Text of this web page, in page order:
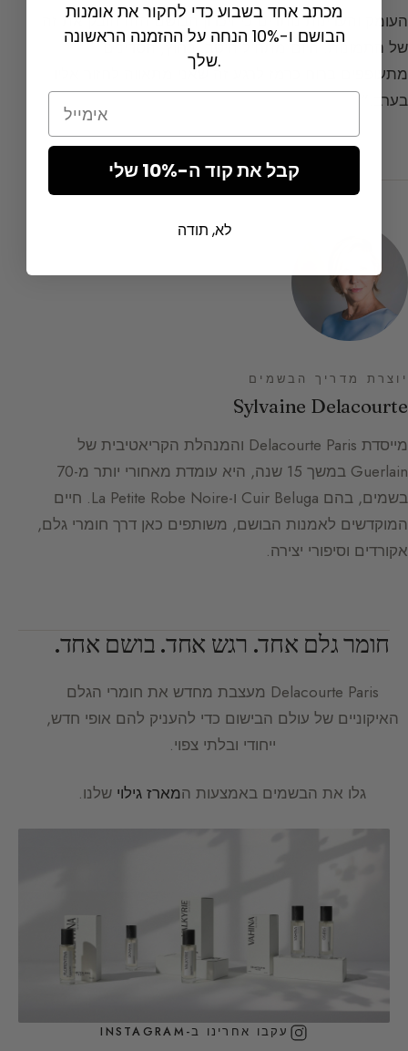
העומק והעדינות נותרים כי זיכרון הבושםהזה חובק את זה
של התמונות. היום מתחיל היטב. בחוץ, הסדינים
מתעופפים ברוח כרמז לרגע זה שאני מתאווה לחזור אליו
בערב.”
יוצרת מדריך הבשמים
Sylvaine Delacourte
מייסדת Delacourte Paris והמנהלת הקריאטיבית של
Guerlain במשך 15 שנה, היא עומדת מאחורי יותר מ-70
בשמים, בהם Cuir Beluga ו-La Petite Robe Noire. חיים
המוקדשים לאמנות הבושם, משותפים כאן דרך חומרי גלם,
אקורדים וסיפורי יצירה.
חומר גלם אחד. רגש אחד. בושם אחד.
Delacourte Paris מעצבת מחדש את חומרי הגלם
האיקוניים של עולם הבישום כדי להעניק להם אופי חדש,
ייחודי ובלתי צפוי.
גלו את הבשמים באמצעות המארז גילוי שלנו.
עקבו אחרינו ב-INSTAGRAM
מכתב אחד בשבוע כדי לחקור את אומנות
הבושם ו-10% הנחה על ההזמנה הראשונה
שלך.
Email
קבל את קוד ה-10% שלי
לא, תודה